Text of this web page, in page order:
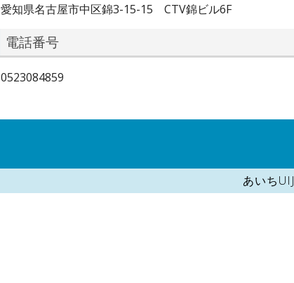
愛知県名古屋市中区錦3-15-15 CTV錦ビル6F
電話番号
0523084859
あいち